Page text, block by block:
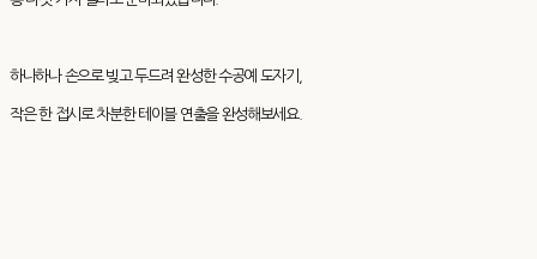
하나하나 손으로 빚고 두드려 완성한 수공예 도자기,
작은 한 접시로 차분한 테이블 연출을 완성해보세요.